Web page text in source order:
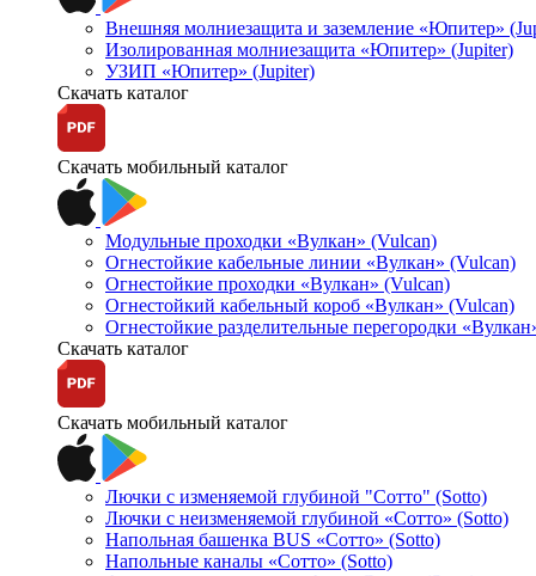
Внешняя молниезащита и заземление «Юпитер»
Изолированная молниезащита «Юпитер» (Jupiter)
УЗИП «Юпитер» (Jupiter)
Скачать каталог
Скачать мобильный каталог
Модульные проходки «Вулкан» (Vulcan)
Огнестойкие кабельные линии «Вулкан» (Vulcan)
Огнестойкие проходки «Вулкан» (Vulcan)
Огнестойкий кабельный короб «Вулкан» (Vulcan)
Огнестойкие разделительные перегородки
Скачать каталог
Скачать мобильный каталог
Лючки с изменяемой глубиной "Сотто" (Sotto)
Лючки с неизменяемой глубиной «Сотто» (Sotto)
Напольная башенка BUS «Сотто» (Sotto)
Напольные каналы «Сотто» (Sotto)